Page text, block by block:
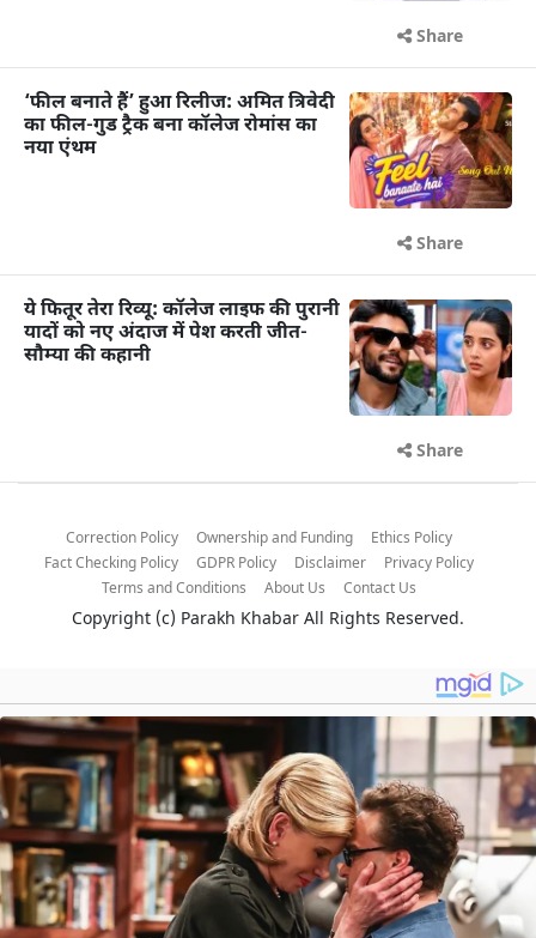
Share
‘फील बनाते हैं’ हुआ रिलीज: अमित त्रिवेदी
का फील-गुड ट्रैक बना कॉलेज रोमांस का
नया एंथम
Share
ये फितूर तेरा रिव्यू: कॉलेज लाइफ की पुरानी
यादों को नए अंदाज में पेश करती जीत-
सौम्या की कहानी
Share
Correction Policy Ownership and Funding
Ethics Policy
Fact Checking Policy
GDPR Policy Disclaimer
Privacy Policy
Terms and Conditions
About Us Contact Us
Copyright (c) Parakh Khabar All Rights Reserved.